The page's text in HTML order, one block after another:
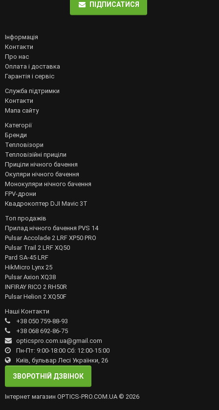
ПІДПИСАТИСЯ
Інформація
Контакти
Про нас
Оплата і доставка
Гарантія і сервіс
Служба підтримки
Контакти
Мапа сайту
Категорії
Бренди
Тепловізори
Тепловізійні приціли
Приціли нічного бачення
Окуляри нічного бачення
Монокуляри нічного бачення
FPV-дрони
Квадрокоптер DJI Mavic 3T
Топ продажів
Прилад нічного бачення PVS 14
Pulsar Accolade 2 LRF XP50 PRO
Pulsar Trail 2 LRF XQ50
Pard SA-45 LRF
HikMicro Lynx 25
Pulsar Axion XQ38
INFIRAY RICO 2 RH50R
Pulsar Helion 2 XQ50F
Наші Контакти
+38 050 759-88-93
+38 068 692-86-75
opticspro.com.ua@gmail.com
Пн-Пт: 9:00-18:00 Сб: 12:00-15:00
Київ, бульвар Лесі Українки, 26
ЗВОРОТНІЙ ДЗВІНОК
Інтернет магазин OPTICS-PRO.COM.UA © 2026